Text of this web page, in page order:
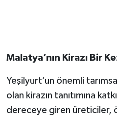
Malatya’nın Kirazı Bir
Yeşilyurt’un önemli
olan kirazın tanıtımına
dereceye giren üreticiler,